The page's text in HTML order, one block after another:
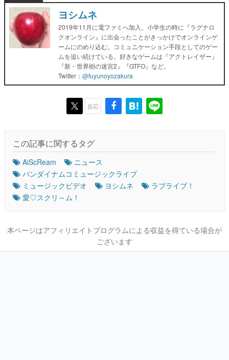
ヨシムネ
2019年11月に電ファミへ加入。小学生の時に『ラグナロ
クオンライン』に出会ったことがきっかけでオンラインゲ
ームにのめり込む。コミュニケーション手段としてのゲー
ムを追い続けている。好きなゲームは『アクトレイザー』
『新・世界樹の迷宮2』『GTFO』など。
Twitter： @fuyunoyozakura
反応
この記事に関するタグ
AiScReam
ニュース
バンダイナムコミュージックライブ
ミュージックビデオ
ヨシムネ
ラブライブ！
愛♡スクリ～ム！
本ページはアフィリエイトプログラムによる収益を得ている場合が
ございます